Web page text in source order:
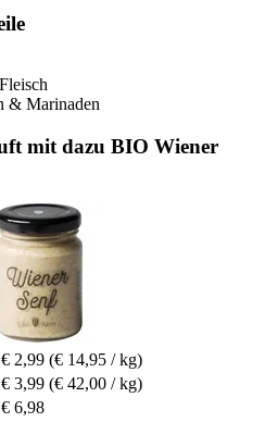
& Marinaden
mit dazu BIO Wiener
€ 2,99 (€ 14,95 / kg)
€ 3,99 (€ 42,00 / kg)
€ 6,98